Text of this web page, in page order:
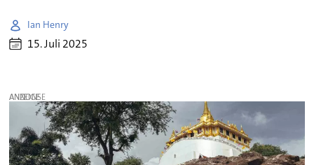
Ian Henry
15. Juli 2025
ANZEIGE